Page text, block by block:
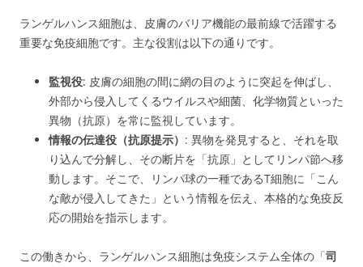
ランゲルハンス細胞は、皮膚のバリア機能の最前線で活躍する
重要な免疫細胞です。主な役割は以下の通りです。
監視役: 皮膚の細胞の間に網の目のように突起を伸ばし、
外部から侵入してくるウイルスや細菌、化学物質といった
異物（抗原）を常に監視しています。
情報の伝達役（抗原提示） : 異物を発見すると、それを取
り込んで分解し、その断片を「抗原」としてリンパ節へ移
動します。そこで、リンパ球の一種であるT細胞に「こん
な敵が侵入してきた」という情報を伝え、本格的な免疫反
応の開始を指示します。
この働きから、ランゲルハンス細胞は免疫システム全体の「司